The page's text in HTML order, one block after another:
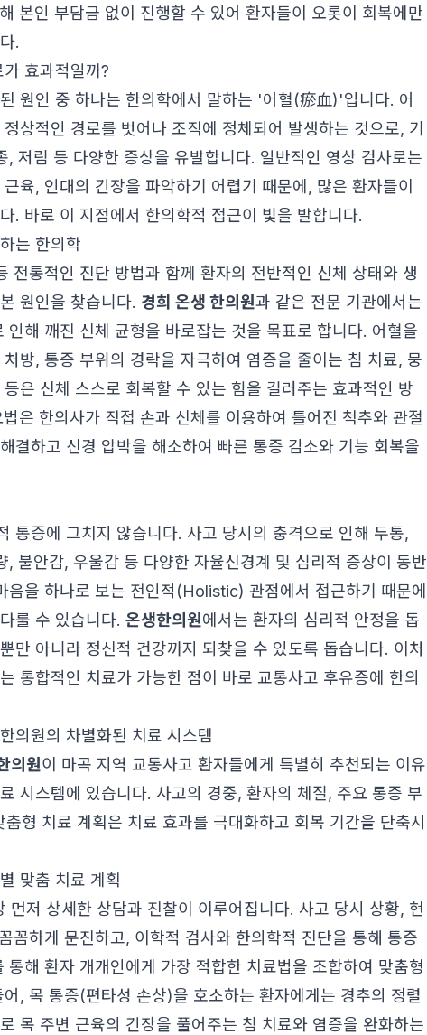
본인 부담금 없이 진행할 수 있어 환자들이 오롯이 회복에만
.
효과적일까?
원인 중 하나는 한의학에서 말하는 '어혈(瘀血)'입니다. 어
상적인 경로를 벗어나 조직에 정체되어 발생하는 것으로, 기
, 저림 등 다양한 증상을 유발합니다. 일반적인 영상 검사로는
육, 인대의 긴장을 파악하기 어렵기 때문에, 많은 환자들이
. 바로 이 지점에서 한의학적 접근이 빛을 발합니다.
는 한의학
전통적인 진단 방법과 함께 환자의 전반적인 신체 상태와 생
원인을 찾습니다. 경희 온생 한의원과 같은 전문 기관에서는
인해 깨진 신체 균형을 바로잡는 것을 목표로 합니다. 어혈을
방, 통증 부위의 경락을 자극하여 염증을 줄이는 침 치료, 뭉
은 신체 스스로 회복할 수 있는 힘을 길러주는 효과적인 방
법은 한의사가 직접 손과 신체를 이용하여 틀어진 척추와 관절
결하고 신경 압박을 해소하여 빠른 통증 감소와 기능 회복을
통증에 그치지 않습니다. 사고 당시의 충격으로 인해 두통,
, 불안감, 우울감 등 다양한 자율신경계 및 심리적 증상이 동반
음을 하나로 보는 전인적(Holistic) 관점에서 접근하기 때문에
룰 수 있습니다. 온생한의원에서는 환자의 심리적 안정을 돕
만 아니라 정신적 건강까지 되찾을 수 있도록 돕습니다. 이처
통합적인 치료가 가능한 점이 바로 교통사고 후유증에 한의
의원의 차별화된 치료 시스템
의원이 마곡 지역 교통사고 환자들에게 특별히 추천되는 이유
시스템에 있습니다. 사고의 경중, 환자의 체질, 주요 통증 부
형 치료 계획은 치료 효과를 극대화하고 회복 기간을 단축시
맞춤 치료 계획
먼저 상세한 상담과 진찰이 이루어집니다. 사고 당시 상황, 현
꼼하게 문진하고, 이학적 검사와 한의학적 진단을 통해 통증
통해 환자 개개인에게 가장 적합한 치료법을 조합하여 맞춤형
, 목 통증(편타성 손상)을 호소하는 환자에게는 경추의 정렬
목 주변 근육의 긴장을 풀어주는 침 치료와 염증을 완화하는